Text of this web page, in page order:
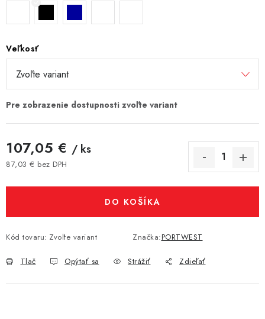
Veľkosť
107,05 € / ks
87,03 € bez DPH
DO KOŠÍKA
Kód tovaru: Zvoľte variant Značka:PORTWEST
Tlač Opýtať sa Strážiť Zdieľať